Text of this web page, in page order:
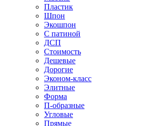
Пластик
Шпон
Экошпон
С патиной
ДСП
Стоимость
Дешевые
Дорогие
Эконом-класс
Элитные
Форма
П-образные
Угловые
Прямые